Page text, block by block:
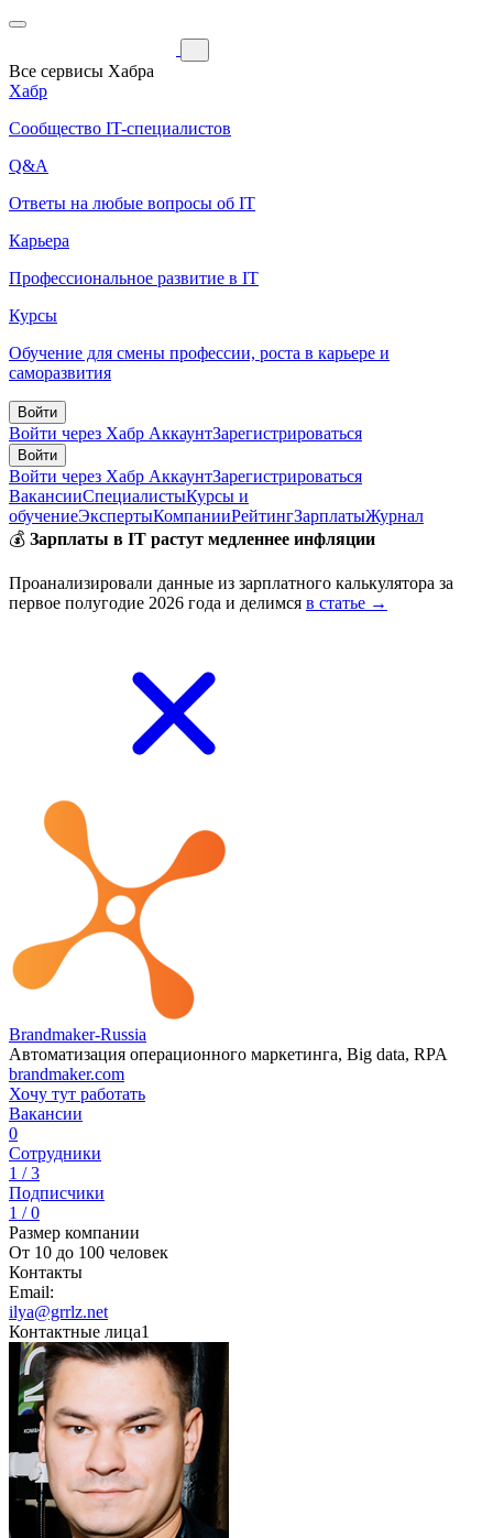
Все сервисы Хабра
Хабр
Сообщество IT-специалистов
Q&A
Ответы на любые вопросы об IT
Карьера
Профессиональное развитие в IT
Курсы
Обучение для смены профессии, роста в карьере и
саморазвития
Войти
Войти через Хабр АккаунтЗарегистрироваться
Войти
Войти через Хабр АккаунтЗарегистрироваться
ВакансииСпециалистыКурсы и
обучениеЭкспертыКомпанииРейтингЗарплатыЖурнал
💰 Зарплаты в IT растут медленнее инфляции
Проанализировали данные из зарплатного калькулятора за
первое полугодие 2026 года и делимся в статье →
Brandmaker-Russia
Автоматизация операционного маркетинга, Big data, RPA
brandmaker.com
Хочу тут работать
Вакансии
0
Сотрудники
1 / 3
Подписчики
1 / 0
Размер компании
От 10 до 100 человек
Контакты
Email:
ilya@grrlz.net
Контактные лица1